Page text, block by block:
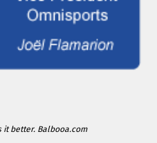
it better. Balbooa.com